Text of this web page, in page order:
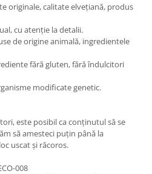
originale, calitate elvețiană, produs
cu atenție la detalii.
de origine animală, ingredientele
fără gluten, fără îndulcitori
modificate genetic.
este posibil ca conținutul să se
să amesteci puțin până la
uscat și răcoros.
008